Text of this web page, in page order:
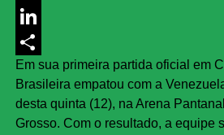
Messenger
LinkedIn
Share
Em sua primeira partida oficial em
Brasileira empatou com a
desta quinta (12), na Arena
Grosso. Com o resultado, a equipe